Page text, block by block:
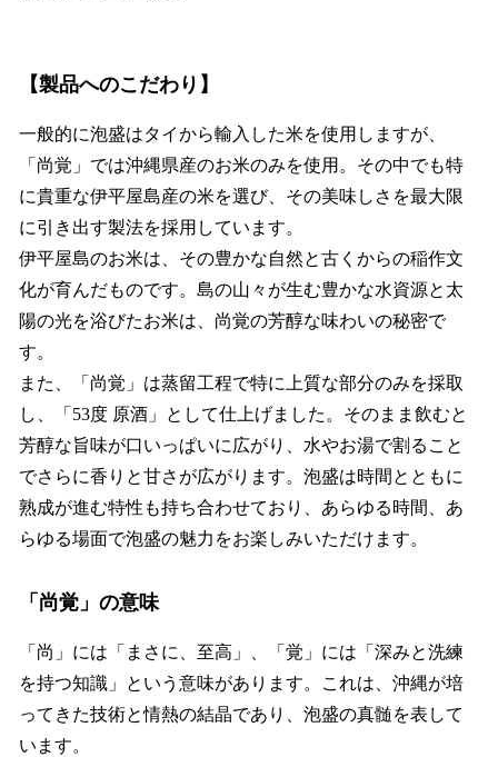
【製品へのこだわり】
一般的に泡盛はタイから輸入した米を使用しますが、
「尚覚」では沖縄県産のお米のみを使用。その中でも特
に貴重な伊平屋島産の米を選び、その美味しさを最大限
に引き出す製法を採用しています。
伊平屋島のお米は、その豊かな自然と古くからの稲作文
化が育んだものです。島の山々が生む豊かな水資源と太
陽の光を浴びたお米は、尚覚の芳醇な味わいの秘密で
す。
また、「尚覚」は蒸留工程で特に上質な部分のみを採取
し、「53度 原酒」として仕上げました。そのまま飲むと
芳醇な旨味が口いっぱいに広がり、水やお湯で割ること
でさらに香りと甘さが広がります。泡盛は時間とともに
熟成が進む特性も持ち合わせており、あらゆる時間、あ
らゆる場面で泡盛の魅力をお楽しみいただけます。
「尚覚」の意味
「尚」には「まさに、至高」、「覚」には「深みと洗練
を持つ知識」という意味があります。これは、沖縄が培
ってきた技術と情熱の結晶であり、泡盛の真髄を表して
います。